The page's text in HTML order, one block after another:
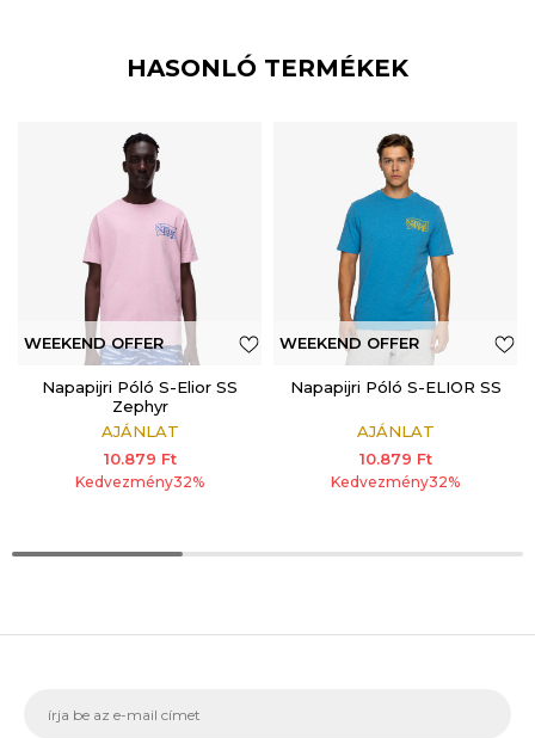
HASONLÓ TERMÉKEK
WEEKEND OFFER
ADDITIONAL 15%
Napapijri Póló S-Elior SS
Zephyr
AJÁNLAT
10.879 Ft
Kedvezmény32%
WEEKEND OFFER
ADDITIONAL 15%
Napapijri Póló S-ELIOR SS
AJÁNLAT
10.879 Ft
Kedvezmény32%